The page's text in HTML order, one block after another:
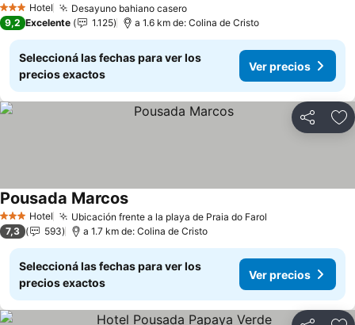
3 Estrellas
Hotel Desayuno bahiano caseroVer precios
9,2 Excelente 1.125 a 1.6 km de: Colina de Cristo
Seleccioná las fechas para ver los
precios exactos
Ver precios
Compartir
3 Estrellas
Hotel Ubicación frente a la playa de Praia do Farol
Pousada MarcosVer precios
7,3 593 a 1.7 km de: Colina de Cristo
Seleccioná las fechas para ver los
precios exactos
Ver precios